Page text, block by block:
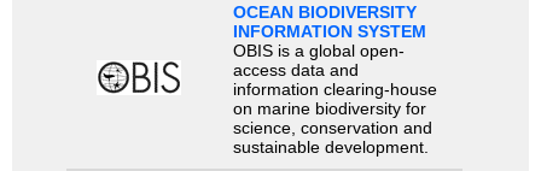
OCEAN BIODIVERSITY
INFORMATION SYSTEM
OBIS is a global open-
access data and
information clearing-house
on marine biodiversity for
science, conservation and
sustainable development.